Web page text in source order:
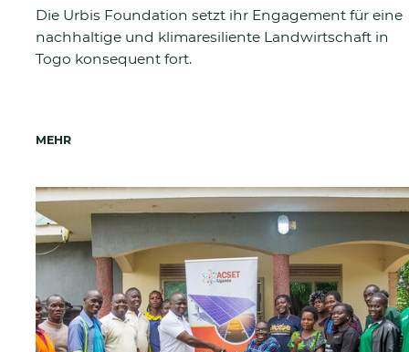
Die Urbis Foundation setzt ihr Engagement für eine
nachhaltige und klimaresiliente Landwirtschaft in
Togo konsequent fort.
MEHR